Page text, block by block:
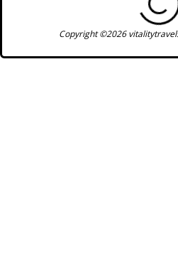
Copyright ©2026